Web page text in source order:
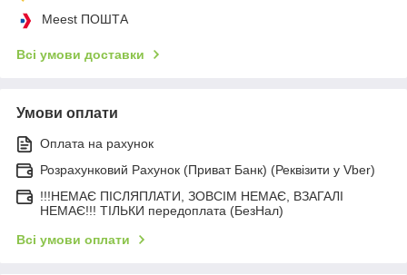
Meest ПОШТА
Всі умови доставки
Умови оплати
Оплата на рахунок
Розрахунковий Рахунок (Приват Банк) (Реквізити у Vber)
!!!НЕМАЄ ПІСЛЯПЛАТИ, ЗОВСІМ НЕМАЄ, ВЗАГАЛІ
НЕМАЄ!!! ТІЛЬКИ передоплата (БезНал)
Всі умови оплати